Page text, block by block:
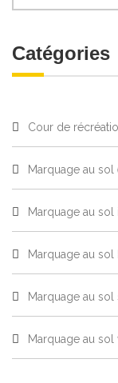
Catégories
Cour de
Marquage au sol
Marquage au
Marquage au sol
Marquage au sol
Marquage au sol